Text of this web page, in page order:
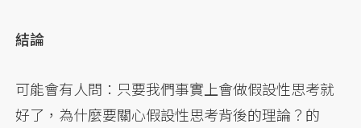
結論
可能會有人問：只要我們事實上會做假設性思考就
好了，為什麼要關心假設性思考背後的理論？的